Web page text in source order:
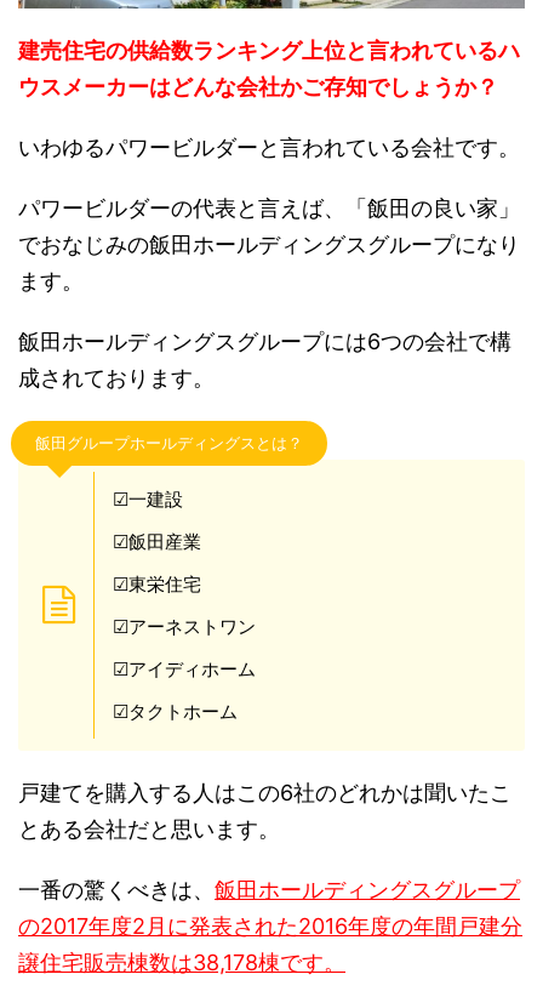
建売住宅の供給数ランキング上位と言われているハ
ウスメーカーはどんな会社かご存知でしょうか？
いわゆるパワービルダーと言われている会社です。
パワービルダーの代表と言えば、「飯田の良い家」
でおなじみの飯田ホールディングスグループになり
ます。
飯田ホールディングスグループには6つの会社で構
成されております。
飯田グループホールディングスとは？
☑一建設
☑飯田産業
☑東栄住宅
☑アーネストワン
☑アイディホーム
☑タクトホーム
戸建てを購入する人はこの6社のどれかは聞いたこ
とある会社だと思います。
一番の驚くべきは、 飯田ホールディングスグループ
の2017年度2月に発表された2016年度の年間戸建分
譲住宅販売棟数は38,178棟です。